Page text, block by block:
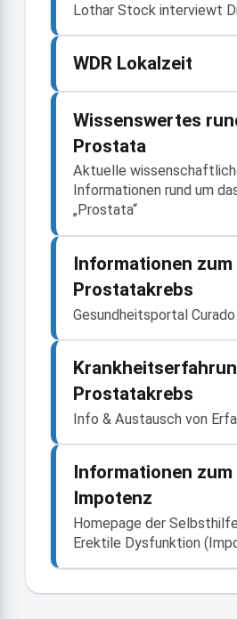
Lothar Stock interviewt
WDR Lokalzeit
Wissenswertes
Prostata
Aktuelle
Informationen rund um
„Prostata“
Informationen zum
Prostatakrebs
Gesundheitsportal Curado
Prostatakrebs
Info & Austausch von
Informationen zum
Impotenz
Homepage der
Erektile Dysfunktion